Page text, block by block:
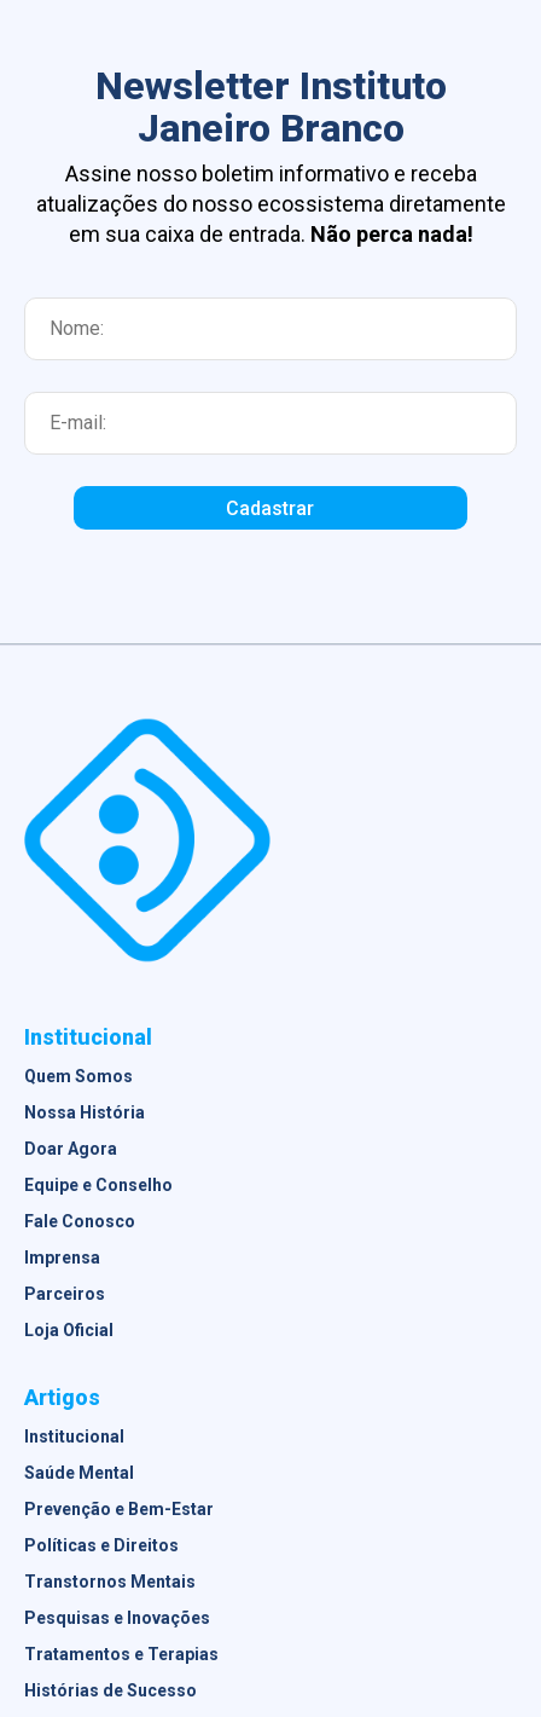
Newsletter Instituto
Janeiro Branco
Assine nosso boletim informativo e receba
atualizações do nosso ecossistema diretamente
em sua caixa de entrada. Não perca nada!
Institucional
Quem Somos
Nossa História
Doar Agora
Equipe e Conselho
Fale Conosco
Imprensa
Parceiros
Loja Oficial
Artigos
Institucional
Saúde Mental
Prevenção e Bem-Estar
Políticas e Direitos
Transtornos Mentais
Pesquisas e Inovações
Tratamentos e Terapias
Histórias de Sucesso